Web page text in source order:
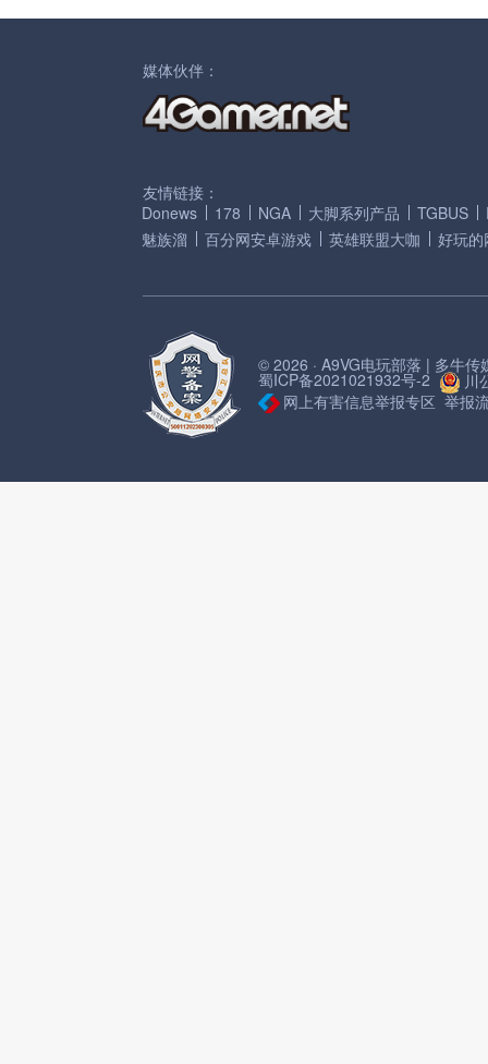
媒体伙伴：
友情链接：
Donews
178 NGA 大脚系列产品 TGBUS
魅族溜
百分网安卓游戏 英雄联盟大咖 好玩的
© 2026 · A9VG电玩部落 | 多牛传
蜀ICP备2021021932号-2
川
网上有害信息举报专区 举报